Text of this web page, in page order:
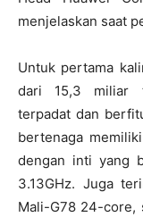
menjelaskan saat
Untuk pertama
dari 15,3 miliar
terpadat dan
bertenaga
dengan inti yang
3.13GHz. Juga
Mali-G78 24-core,